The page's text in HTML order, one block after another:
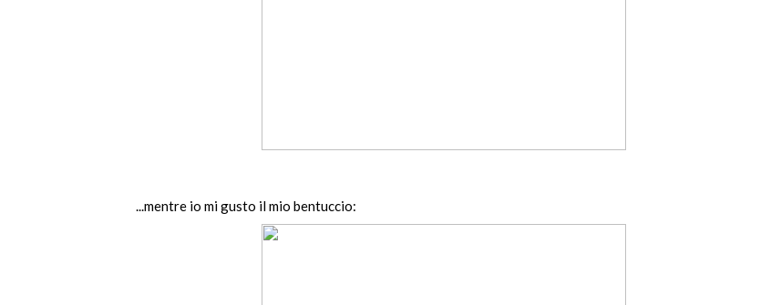
...mentre io mi gusto il mio bentuccio: